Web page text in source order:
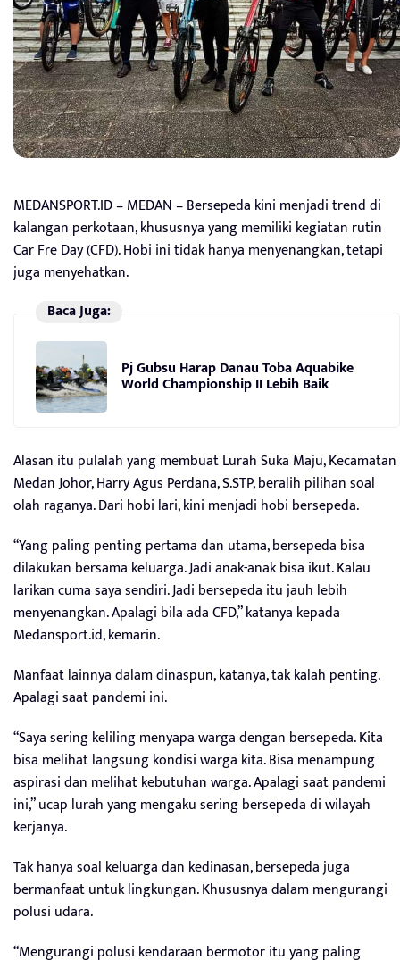
MEDANSPORT.ID – MEDAN – Bersepeda kini menjadi trend di
kalangan perkotaan, khususnya yang memiliki kegiatan rutin
Car Fre Day (CFD). Hobi ini tidak hanya menyenangkan, tetapi
juga menyehatkan.
Baca Juga:
Pj Gubsu Harap Danau Toba Aquabike
World Championship II Lebih Baik
Alasan itu pulalah yang membuat Lurah Suka Maju, Kecamatan
Medan Johor, Harry Agus Perdana, S.STP, beralih pilihan soal
olah raganya. Dari hobi lari, kini menjadi hobi bersepeda.
“Yang paling penting pertama dan utama, bersepeda bisa
dilakukan bersama keluarga. Jadi anak-anak bisa ikut. Kalau
larikan cuma saya sendiri. Jadi bersepeda itu jauh lebih
menyenangkan. Apalagi bila ada CFD,” katanya kepada
Medansport.id, kemarin.
Manfaat lainnya dalam dinaspun, katanya, tak kalah penting.
Apalagi saat pandemi ini.
“Saya sering keliling menyapa warga dengan bersepeda. Kita
bisa melihat langsung kondisi warga kita. Bisa menampung
aspirasi dan melihat kebutuhan warga. Apalagi saat pandemi
ini,” ucap lurah yang mengaku sering bersepeda di wilayah
kerjanya.
Tak hanya soal keluarga dan kedinasan, bersepeda juga
bermanfaat untuk lingkungan. Khususnya dalam mengurangi
polusi udara.
“Mengurangi polusi kendaraan bermotor itu yang paling